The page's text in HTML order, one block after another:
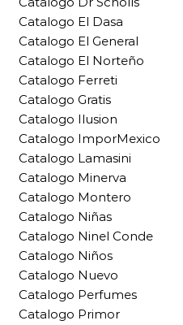
Catalogo El Dasa
Catalogo El General
Catalogo El Norteño
Catalogo Ferreti
Catalogo Gratis
Catalogo Ilusion
Catalogo ImporMexico
Catalogo Lamasini
Catalogo Minerva
Catalogo Montero
Catalogo Niñas
Catalogo Ninel Conde
Catalogo Niños
Catalogo Nuevo
Catalogo Perfumes
Catalogo Primor